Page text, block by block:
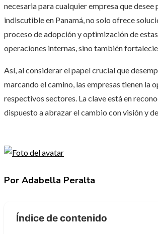
necesaria para cualquier empresa que
indiscutible en Panamá, no solo ofrece
proceso de adopción y optimización de
operaciones internas, sino también
Así, al considerar el papel crucial que
marcando el camino, las empresas tienen la
respectivos sectores. La clave está en
dispuesto a abrazar el cambio con visión y
Por Adabella Peralta
Índice de contenido